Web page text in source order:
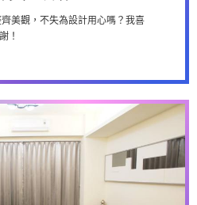
美觀，不失為設計用心嗎？我喜
！